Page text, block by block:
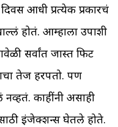
आधी प्रत्येक प्रकारचं
होतं. आम्हाला उपाशी
सर्वांत जास्त फिट
तेज हरपतो. पण
काहींनी असाही
इंजेक्शन्स घेतले होते.